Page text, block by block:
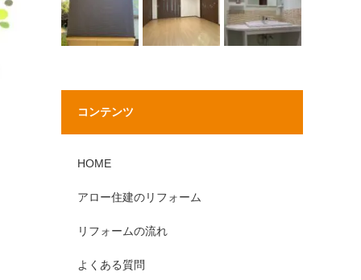
コンテンツ
HOME
アロー住建のリフォーム
リフォームの流れ
よくある質問